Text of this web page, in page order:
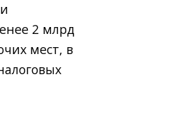
2 млрд
мест, в